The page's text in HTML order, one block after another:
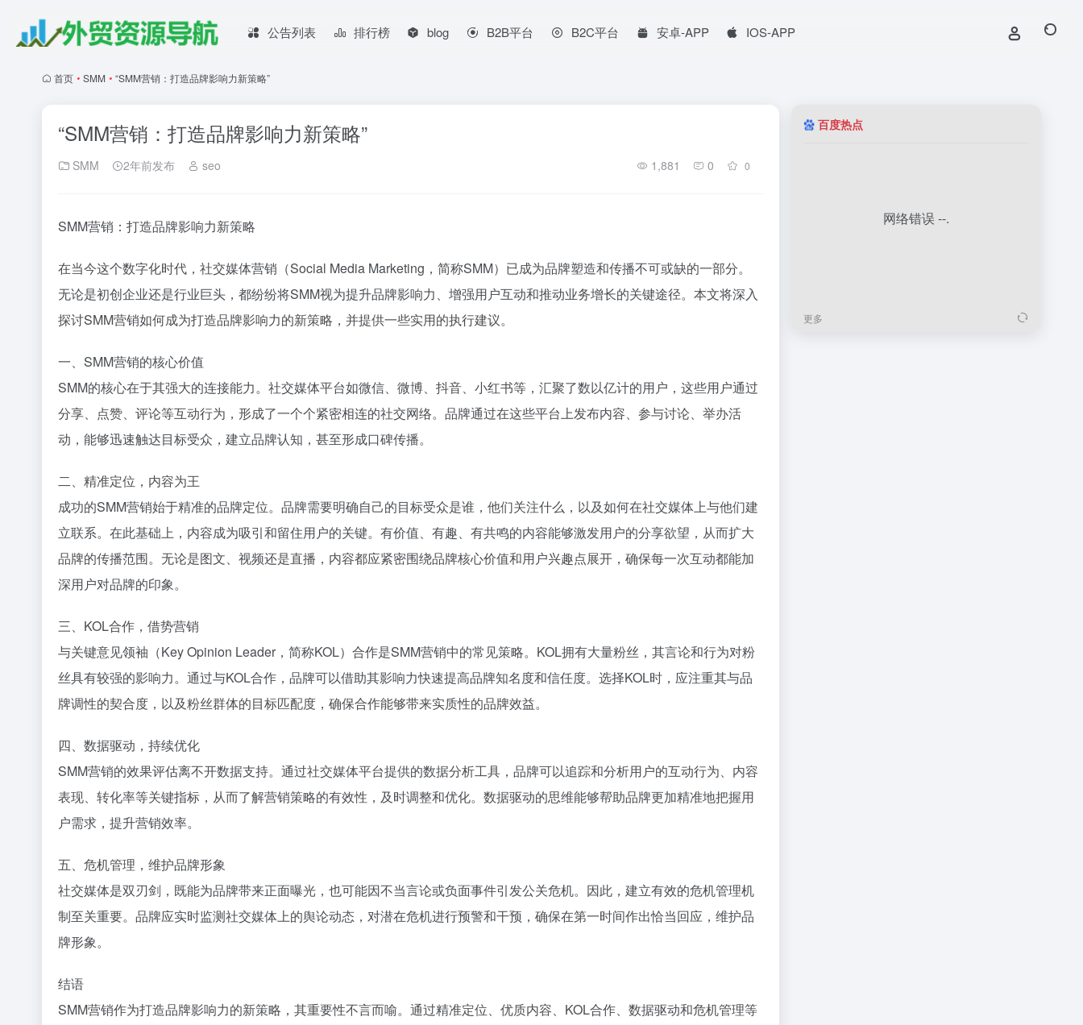
公告列表 排行榜 blog B2B平台 B2C平台 安卓-APP IOS-APP
首页 • SMM • “SMM营销：打造品牌影响力新策略”
“SMM营销：打造品牌影响力新策略”
SMM 2年前发布 seo 1,881 0 0
SMM营销：打造品牌影响力新策略
在当今这个数字化时代，社交媒体营销（Social Media Marketing，简称SMM）已成为品牌塑造和传播不可或缺的一部分。
无论是初创企业还是行业巨头，都纷纷将SMM视为提升品牌影响力、增强用户互动和推动业务增长的关键途径。本文将深入
探讨SMM营销如何成为打造品牌影响力的新策略，并提供一些实用的执行建议。
一、SMM营销的核心价值
SMM的核心在于其强大的连接能力。社交媒体平台如微信、微博、抖音、小红书等，汇聚了数以亿计的用户，这些用户通过
分享、点赞、评论等互动行为，形成了一个个紧密相连的社交网络。品牌通过在这些平台上发布内容、参与讨论、举办活
动，能够迅速触达目标受众，建立品牌认知，甚至形成口碑传播。
二、精准定位，内容为王
成功的SMM营销始于精准的品牌定位。品牌需要明确自己的目标受众是谁，他们关注什么，以及如何在社交媒体上与他们建
立联系。在此基础上，内容成为吸引和留住用户的关键。有价值、有趣、有共鸣的内容能够激发用户的分享欲望，从而扩大
品牌的传播范围。无论是图文、视频还是直播，内容都应紧密围绕品牌核心价值和用户兴趣点展开，确保每一次互动都能加
深用户对品牌的印象。
三、KOL合作，借势营销
与关键意见领袖（Key Opinion Leader，简称KOL）合作是SMM营销中的常见策略。KOL拥有大量粉丝，其言论和行为对粉
丝具有较强的影响力。通过与KOL合作，品牌可以借助其影响力快速提高品牌知名度和信任度。选择KOL时，应注重其与品
牌调性的契合度，以及粉丝群体的目标匹配度，确保合作能够带来实质性的品牌效益。
四、数据驱动，持续优化
SMM营销的效果评估离不开数据支持。通过社交媒体平台提供的数据分析工具，品牌可以追踪和分析用户的互动行为、内容
表现、转化率等关键指标，从而了解营销策略的有效性，及时调整和优化。数据驱动的思维能够帮助品牌更加精准地把握用
户需求，提升营销效率。
五、危机管理，维护品牌形象
社交媒体是双刃剑，既能为品牌带来正面曝光，也可能因不当言论或负面事件引发公关危机。因此，建立有效的危机管理机
制至关重要。品牌应实时监测社交媒体上的舆论动态，对潜在危机进行预警和干预，确保在第一时间作出恰当回应，维护品
牌形象。
结语
SMM营销作为打造品牌影响力的新策略，其重要性不言而喻。通过精准定位、优质内容、KOL合作、数据驱动和危机管理等
百度热点
更多